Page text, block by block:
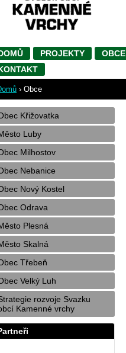
PROJEKTY OBCE
› Obce
Křižovatka
Luby
Milhostov
Nebanice
Nový Kostel
Odrava
Plesná
Skalná
Třebeň
Velký Luh
rozvoje Svazku
Kamenné vrchy